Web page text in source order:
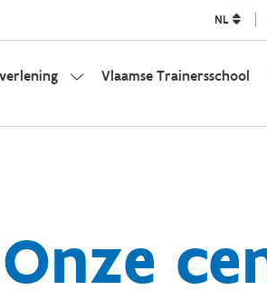
NL
Vlaamse Trainersschool
Onze